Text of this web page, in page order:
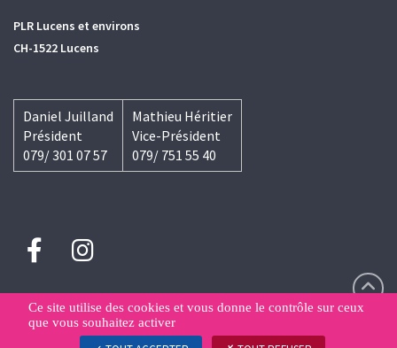
PLR Lucens et environs
CH-1522 Lucens
Daniel Juilland
Président
079/ 301 07 57
Mathieu Héritier
Vice-Président
079/ 751 55 40
Déclaration de confidentialité Gestion des données
Ce site utilise des cookies et vous donne le contrôle sur ceux
que vous souhaitez activer